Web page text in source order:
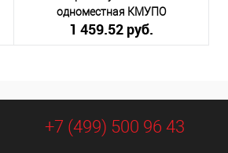
одноместная КМУПО
1 459.52 руб.
В корзину
+7 (499) 500 96 43